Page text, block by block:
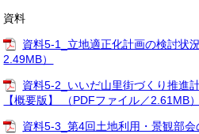
資料
資料5-1_立地適正化計画の検討状
2.49MB）
資料5-2_いいだ山里街づくり推進
【概要版】 （PDFファイル／2.61MB）
資料5-3_第4回土地利用・景観部